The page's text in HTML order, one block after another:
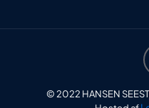
© 2022 HANSEN